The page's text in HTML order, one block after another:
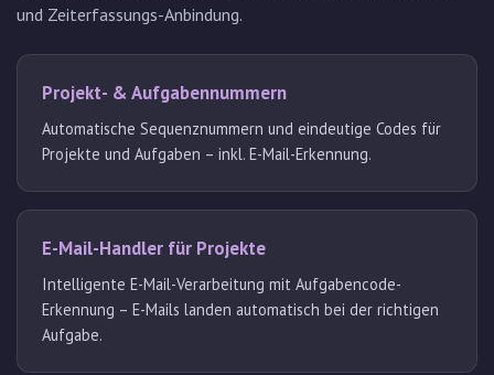
und Zeiterfassungs-Anbindung.
Projekt- & Aufgabennummern
Automatische Sequenznummern und eindeutige Codes für
Projekte und Aufgaben – inkl. E-Mail-Erkennung.
E-Mail-Handler für Projekte
Intelligente E-Mail-Verarbeitung mit Aufgabencode-
Erkennung – E-Mails landen automatisch bei der richtigen
Aufgabe.